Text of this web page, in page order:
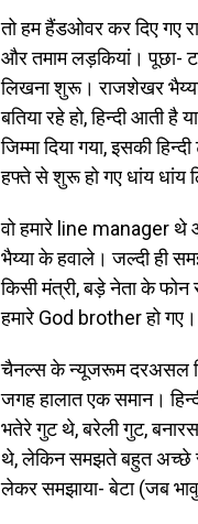
तो हम हैंडओवर कर दिए गए
और तमाम लड़कियां। पूछा-
लिखना शुरू। राजशेखर
बतिया रहे हो, हिन्दी आती
जिम्मा दिया गया, इसकी
हफ्ते से शुरू हो गए धांय धांय
वो हमारे line manager
भैय्या के हवाले। जल्दी ही
किसी मंत्री, बड़े नेता के
हमारे God brother हो
चैनल्स के न्यूजरूम दरअसल
जगह हालात एक समान।
भतेरे गुट थे, बरेली गुट,
थे, लेकिन समझते बहुत अच्छे
लेकर समझाया- बेटा (जब